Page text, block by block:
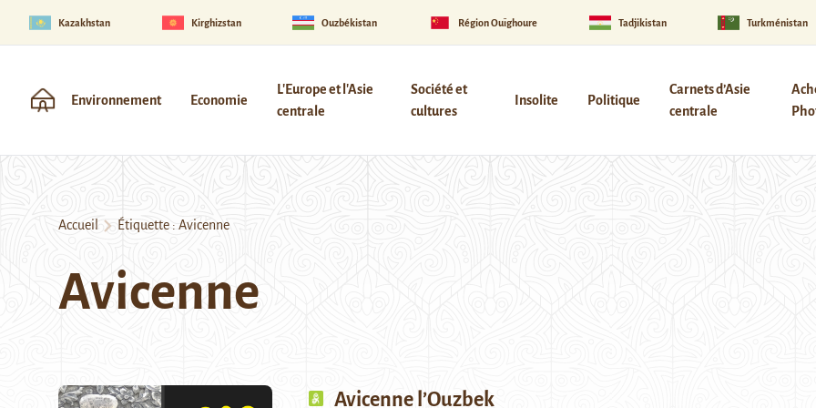
Kazakhstan Kirghizstan Ouzbékistan Région Ouïghoure Tadjikistan Turkménistan
Environnement Economie
L'Europe et l'Asie
centrale
Société et
cultures
Insolite Politique
Carnets d’Asie
centrale
Accueil Étiquette : Avicenne
Avicenne
Avicenne l’Ouzbek